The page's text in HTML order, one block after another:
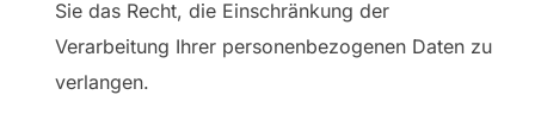
Sie das Recht, die Einschränkung der
Verarbeitung Ihrer personenbezogenen Daten zu
verlangen.